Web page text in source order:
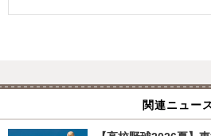
関連ニュース